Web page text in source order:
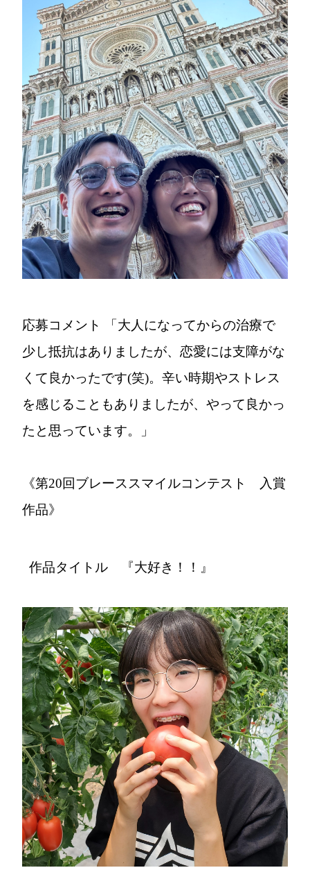
応募コメント
「大人になってからの治療で
少し抵抗はありましたが、恋愛には支障がな
くて良かったです(笑)。辛い時期やストレス
を感じることもありましたが、やって良かっ
たと思っています。」
《第20回ブレーススマイルコンテスト 入賞
作品》
作品タイトル 『大好き！！』